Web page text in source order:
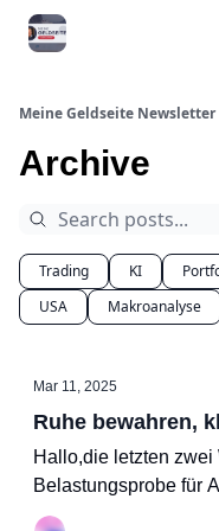
Meine Geldseite Newsletter
Archive
Trading KI
USA
Makroanalyse
Mar 11, 2025
Ruhe bewahren,
Hallo,die letzten
Belastungsprobe für
eingebrochen, und